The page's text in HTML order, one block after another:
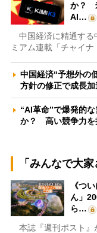
か？
AI…
中国経済に精通する
ミアム連載「チャイ
中国経済“予想外の
方針の修正で成長
“AI革命”で爆発的
か？ 高い競争力を
「みんなで大
《つ
ん」
ら…
本誌『週刊ポスト』